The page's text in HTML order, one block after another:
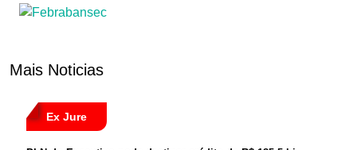
Mais Noticias
Ex Jure